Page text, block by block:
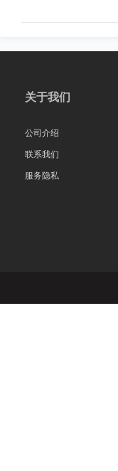
关于我们
公司介绍
联系我们
服务隐私